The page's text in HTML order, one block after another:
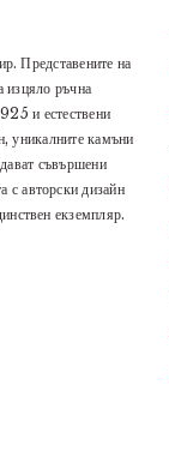
Представените на
изцяло ръчна
и естествени
уникалните камъни
съвършени
с авторски дизайн
екземпляр.